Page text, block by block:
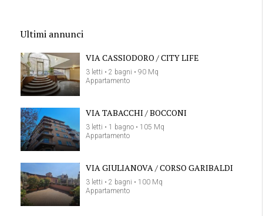
Ultimi annunci
VIA CASSIODORO / CITY LIFE
3 letti • 2 bagni • 90 Mq
Appartamento
VIA TABACCHI / BOCCONI
3 letti • 1 bagno • 105 Mq
Appartamento
VIA GIULIANOVA / CORSO GARIBALDI
3 letti • 2 bagni • 100 Mq
Appartamento